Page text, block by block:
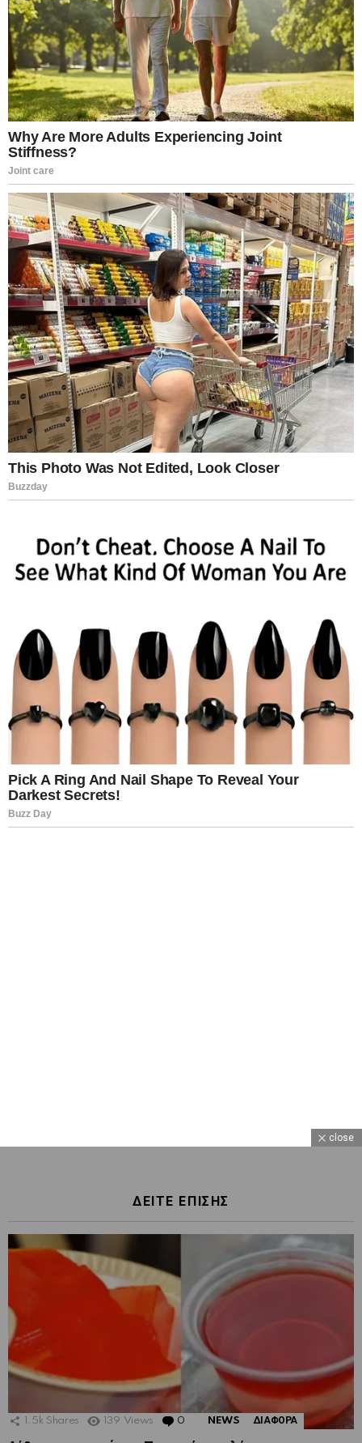
ΔΕΙΤΕ ΕΠΙΣΗΣ
1.5k Shares 139 Views 0 Comments
NEWS ΔΙΑΦΟΡΑ
close